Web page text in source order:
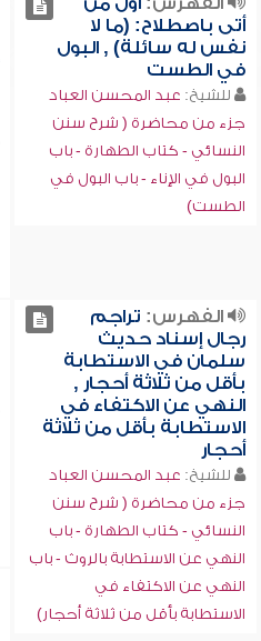
أتى باصطلاح: (ما لا
نفس له سائلة) , البول
في الطست
للشيخ: عبد المحسن العباد
جزء من محاضرة ( شرح سنن
النسائي - كتاب الطهارة - باب
البول في الإناء - باب البول في
الطست)
الفهرس: تراجم
رجال إسناد حديث
سلمان في الاستطابة
بأقل من ثلاثة أحجار ,
النهي عن الاكتفاء في
الاستطابة بأقل من ثلاثة
أحجار
للشيخ: عبد المحسن العباد
جزء من محاضرة ( شرح سنن
النسائي - كتاب الطهارة - باب
النهي عن الاستطابة بالروث - باب
النهي عن الاكتفاء في
الاستطابة بأقل من ثلاثة أحجار)